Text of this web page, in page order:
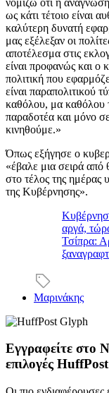
ως κάτι τέτοιο είναι
καλύτερη δυνατή
μας εξέλεξαν οι
αποτέλεσμα στις
είναι προφανώς και ο
πολιτική που
είναι παραπολιτικού
καθόλου, μα καθόλου
παραδοτέα και μόνο
κινηθούμε.»
Όπως εξήγησε ο
«έβαλε μια σειρά
στο τέλος της ημέρας
της Κυβέρνησης».
αργά,
Τσίπρα:
Μαρινάκης
Εγγραφείτε στο
επιλογές HuffPost